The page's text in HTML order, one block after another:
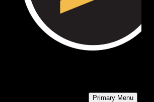
Primary Menu